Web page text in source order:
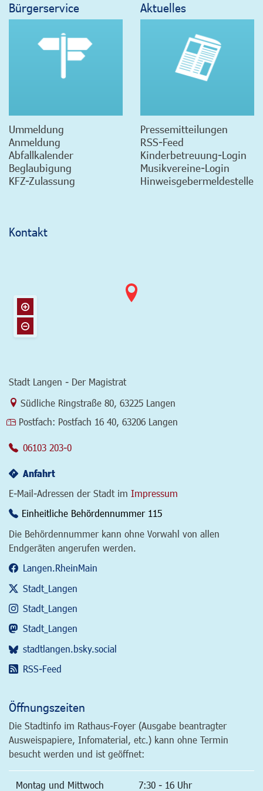
Bürgerservice
Ummeldung
Anmeldung
Abfallkalender
Beglaubigung
KFZ-Zulassung
Aktuelles
Pressemitteilungen
RSS-Feed
Kinderbetreuung-Login
Musikvereine-Login
Hinweisgebermeldestelle
Kontakt
Stadt Langen - Der Magistrat
Link zur Google-Maps Navigation
Südliche Ringstraße 80 63225 Langen
Postfach: Postfach 16 40, 63206 Langen
06103 203-0
Anfahrt
E-Mail-Adressen der Stadt im Impressum
Einheitliche Behördennummer 115
Die Behördennummer kann ohne Vorwahl von allen
Endgeräten angerufen werden.
Langen.RheinMain
Stadt_Langen
Stadt_Langen
Stadt_Langen
stadtlangen.bsky.social
RSS-Feed
Öffnungszeiten
Die Stadtinfo im Rathaus-Foyer (Ausgabe beantragter
Ausweispapiere, Infomaterial, etc.) kann ohne Termin
besucht werden und ist geöffnet:
Montag und Mittwoch 7:30 - 16 Uhr